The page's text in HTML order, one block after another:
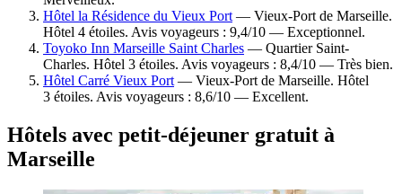
Hôtel la Résidence du Vieux Port — Vieux-Port de Marseille.
Hôtel 4 étoiles. Avis voyageurs : 9,4/10 — Exceptionnel.
Toyoko Inn Marseille Saint Charles — Quartier Saint-
Charles. Hôtel 3 étoiles. Avis voyageurs : 8,4/10 — Très bien.
Hôtel Carré Vieux Port — Vieux-Port de Marseille. Hôtel
3 étoiles. Avis voyageurs : 8,6/10 — Excellent.
Hôtels avec petit-déjeuner gratuit à
Marseille